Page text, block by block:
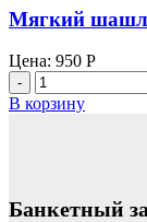
говядины
в
жировой
сетке
с
гранатом
Мягкий
Цена: 950 Р
Количество
товара
Мягкий
В корзину
Банкетный